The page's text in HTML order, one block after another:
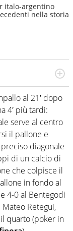
italo-argentino
nella storia
manifestazioni
Esperienza,
Si occupa
al 21′ dopo
4′ più tardi:
serve al centro
il pallone e
diagonale
di un calcio di
che colpisce il
in fondo al
4-0 al Bentegodi
Retegui,
quarto (poker in